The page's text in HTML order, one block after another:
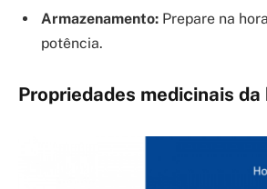
Armazenamento: Prepare na
potência.
Propriedades medicinais